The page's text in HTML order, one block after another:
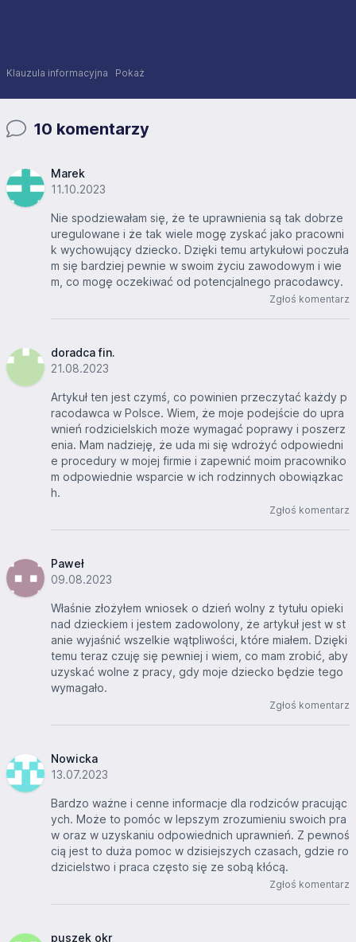
Klauzula informacyjna Pokaż
10 komentarzy
Marek
11.10.2023
Nie spodziewałam się, że te uprawnienia są tak dobrze
uregulowane i że tak wiele mogę zyskać jako pracowni
k wychowujący dziecko. Dzięki temu artykułowi poczuła
m się bardziej pewnie w swoim życiu zawodowym i wie
m, co mogę oczekiwać od potencjalnego pracodawcy.
Zgłoś komentarz
doradca fin.
21.08.2023
Artykuł ten jest czymś, co powinien przeczytać każdy p
racodawca w Polsce. Wiem, że moje podejście do upra
wnień rodzicielskich może wymagać poprawy i poszerz
enia. Mam nadzieję, że uda mi się wdrożyć odpowiedni
e procedury w mojej firmie i zapewnić moim pracowniko
m odpowiednie wsparcie w ich rodzinnych obowiązkac
h.
Zgłoś komentarz
Paweł
09.08.2023
Właśnie złożyłem wniosek o dzień wolny z tytułu opieki
nad dzieckiem i jestem zadowolony, że artykuł jest w st
anie wyjaśnić wszelkie wątpliwości, które miałem. Dzięki
temu teraz czuję się pewniej i wiem, co mam zrobić, aby
uzyskać wolne z pracy, gdy moje dziecko będzie tego
wymagało.
Zgłoś komentarz
Nowicka
13.07.2023
Bardzo ważne i cenne informacje dla rodziców pracując
ych. Może to pomóc w lepszym zrozumieniu swoich pra
w oraz w uzyskaniu odpowiednich uprawnień. Z pewnoś
cią jest to duża pomoc w dzisiejszych czasach, gdzie ro
dzicielstwo i praca często się ze sobą kłócą.
Zgłoś komentarz
puszek okr